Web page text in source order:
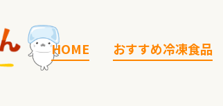
HOME おすすめ冷凍食品